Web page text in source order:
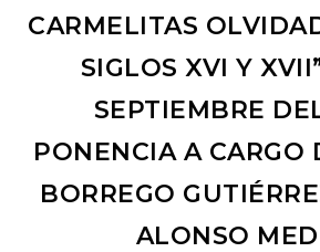
CARMELITAS
SIGLOS XVI Y
SEPTIEMBRE
PONENCIA A CARGO
BORREGO
ALONSO